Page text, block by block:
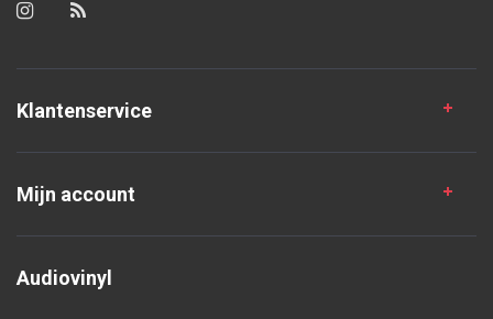
Klantenservice
Mijn account
Audiovinyl